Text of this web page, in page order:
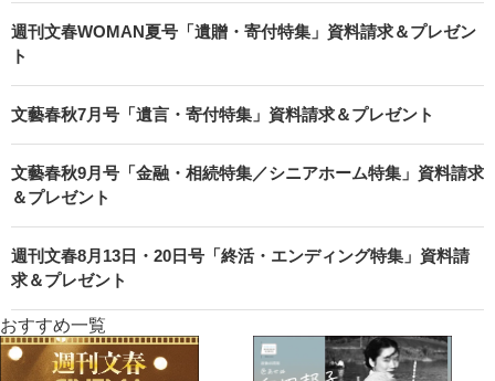
週刊文春WOMAN夏号「遺贈・寄付特集」資料請求＆プレゼン
ト
文藝春秋7月号「遺言・寄付特集」資料請求＆プレゼント
文藝春秋9月号「金融・相続特集／シニアホーム特集」資料請求
＆プレゼント
週刊文春8月13日・20日号「終活・エンディング特集」資料請
求＆プレゼント
おすすめ一覧